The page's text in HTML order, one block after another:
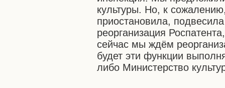
культуры. Но, к
приостановила,
реорганизация
сейчас мы ждём
будет эти функции
либо Министерство